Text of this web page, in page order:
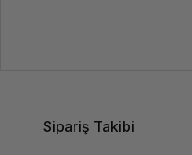
Sipariş Takibi